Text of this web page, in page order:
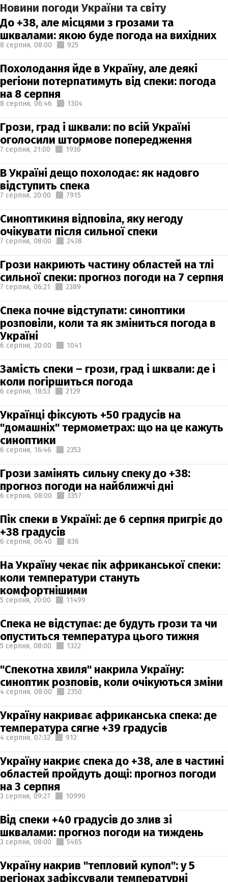
Новини погоди України та світу
До +38, але місцями з грозами та
шквалами: якою буде погода на вихідних
8 серпня, 08:00 925
Похолодання йде в Україну, але деякі
регіони потерпатимуть від спеки: погода
на 8 серпня
8 серпня, 06:46 1304
Грози, град і шквали: по всій Україні
оголосили штормове попередження
7 серпня, 21:00 1936
В Україні дещо похолодає: як надовго
відступить спека
7 серпня, 20:00 7915
Синоптикиня відповіла, яку негоду
очікувати після сильної спеки
7 серпня, 08:00 2438
Грози накриють частину областей на тлі
сильної спеки: прогноз погоди на 7 серпня
7 серпня, 06:21 2389
Спека почне відступати: синоптики
розповіли, коли та як зміниться погода в
Україні
6 серпня, 20:00 1041
Замість спеки – грози, град і шквали: де і
коли погіршиться погода
6 серпня, 18:53 2129
Українці фіксують +50 градусів на
"домашніх" термометрах: що на це кажуть
синоптики
6 серпня, 16:46 2353
Грози замінять сильну спеку до +38:
прогноз погоди на найближчі дні
6 серпня, 08:00 3357
Пік спеки в Україні: де 6 серпня пригріє до
+38 градусів
6 серпня, 06:40 836
На Україну чекає пік африканської спеки:
коли температури стануть
комфортнішими
5 серпня, 20:00 11499
Спека не відступає: де будуть грози та чи
опуститься температура цього тижня
5 серпня, 08:00 1322
"Спекотна хвиля" накрила Україну:
синоптик розповів, коли очікуються зміни
4 серпня, 08:00 2350
Україну накриває африканська спека: де
температура сягне +39 градусів
4 серпня, 07:32 912
Україну накриє спека до +38, але в частині
областей пройдуть дощі: прогноз погоди
на 3 серпня
3 серпня, 09:27 10990
Від спеки +40 градусів до злив зі
шквалами: прогноз погоди на тиждень
3 серпня, 08:00 5465
Україну накрив "тепловий купол": у 5
регіонах зафіксували температурні